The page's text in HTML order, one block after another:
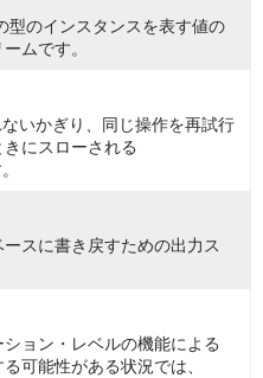
のインスタンスを表す値の
ムです。
いかぎり、同じ操作を再試行
にスローされる
スに書き戻すための出力ス
ョン・レベルの機能による
可能性がある状況では、